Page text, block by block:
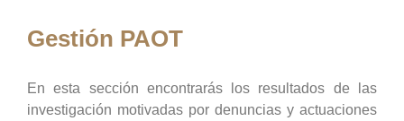
Gestión PAOT
En esta sección encontrarás los resultados de las
investigación motivadas por denuncias y actuaciones